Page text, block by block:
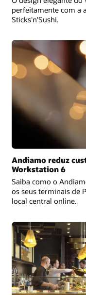
perfeitamente com a
Sticks'n'Sushi.
Andiamo reduz
Workstation 6
Saiba como o
os seus terminais de
local central online.